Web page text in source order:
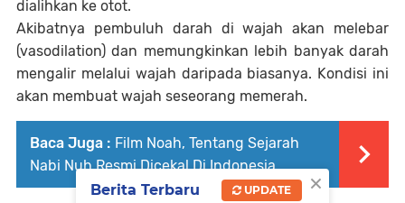
dialihkan ke otot.
Akibatnya pembuluh darah di wajah akan melebar
(vasodilation) dan memungkinkan lebih banyak darah
mengalir melalui wajah daripada biasanya. Kondisi ini
akan membuat wajah seseorang memerah.
Baca Juga : Film Noah, Tentang Sejarah
Nabi Nuh Resmi Dicekal Di Indonesia
×
Berita Terbaru UPDATE